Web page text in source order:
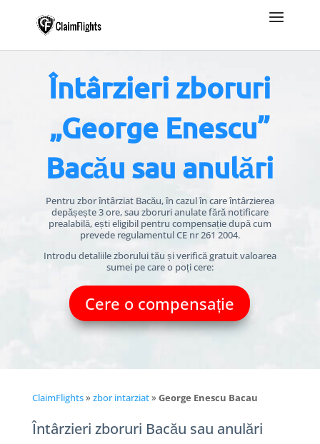
Întârzieri zboruri
„George Enescu”
Bacău sau anulări
Pentru zbor întârziat Bacău, în cazul în care întârzierea
depășește 3 ore, sau zboruri anulate fără notificare
prealabilă, ești eligibil pentru compensație după cum
prevede regulamentul CE nr 261 2004.
Introdu detaliile zborului tău și verifică gratuit valoarea
sumei pe care o poți cere:
Cere o compensație
ClaimFlights» zbor intarziat» George Enescu Bacau
Întârzieri zboruri Bacău sau anulări